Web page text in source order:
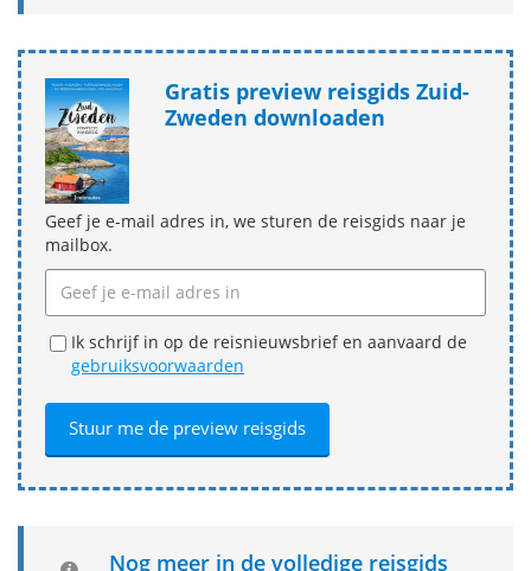
Gratis preview reisgids Zuid-
Zweden downloaden
Geef je e-mail adres in, we sturen de reisgids naar je
mailbox.
Ik schrijf in op de reisnieuwsbrief en aanvaard de
gebruiksvoorwaarden
Nog meer in de volledige reisgids